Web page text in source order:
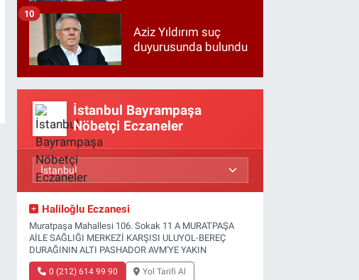
Aziz Yıldırım suç
duyurusunda bulundu
10
İstanbul Bayrampaşa
Nöbetçi Eczaneler
Haliloğlu Eczanesi
Muratpaşa Mahallesi 106. Sokak 11 A MURATPAŞA
AİLE SAĞLIĞI MERKEZİ KARŞISI ULUYOL-BEREÇ
DURAĞININ ALTI PASHADOR AVM'YE YAKIN
0 (212) 614 99 90 Yol Tarifi Al